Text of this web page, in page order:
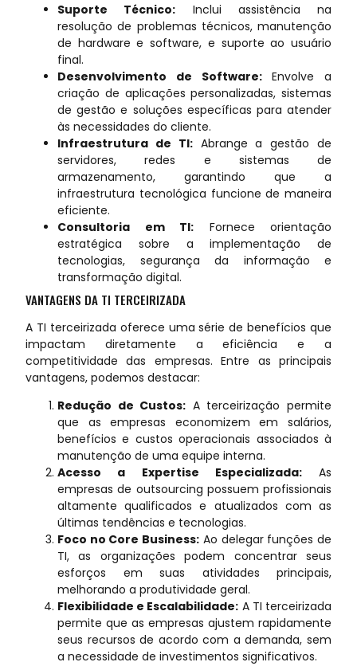
Suporte Técnico: Inclui assistência na
resolução de problemas técnicos, manutenção
de hardware e software, e suporte ao usuário
final.
Desenvolvimento de Software:Envolve a
criação de aplicações personalizadas, sistemas
de gestão e soluções específicas para atender
às necessidades do cliente.
Infraestrutura de TI:Abrange a gestão de
servidores, redes e sistemas de
armazenamento, garantindo que a
infraestrutura tecnológica funcione de maneira
eficiente.
Consultoria em TI: Fornece orientação
estratégica sobre a implementação de
tecnologias, segurança da informação e
transformação digital.
VANTAGENS DA TI TERCEIRIZADA
A TI terceirizada oferece uma série de benefícios que
impactam diretamente a eficiência e a
competitividade das empresas. Entre as principais
vantagens, podemos destacar:
Redução de Custos: A terceirização permite
que as empresas economizem em salários,
benefícios e custos operacionais associados à
manutenção de uma equipe interna.
Acesso a Expertise Especializada:As
empresas de outsourcing possuem profissionais
altamente qualificados e atualizados com as
últimas tendências e tecnologias.
Foco no Core Business: Ao delegar funções de
TI, as organizações podem concentrar seus
esforços em suas atividades principais,
melhorando a produtividade geral.
Flexibilidade e Escalabilidade: A TI terceirizada
permite que as empresas ajustem rapidamente
seus recursos de acordo com a demanda, sem
a necessidade de investimentos significativos.